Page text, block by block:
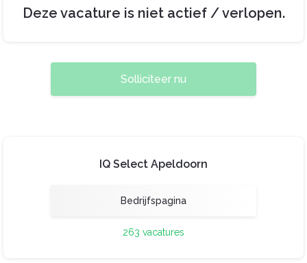
Deze vacature is niet actief / verlopen.
Solliciteer nu
IQ Select Apeldoorn
Bedrijfspagina
263 vacatures